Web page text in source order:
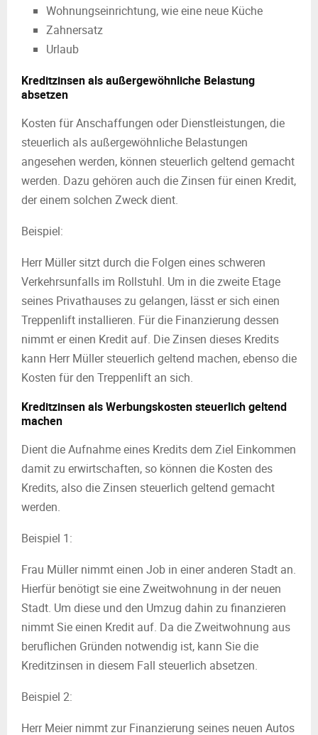
Wohnungseinrichtung, wie eine neue Küche
Zahnersatz
Urlaub
Kreditzinsen als außergewöhnliche Belastung
absetzen
Kosten für Anschaffungen oder Dienstleistungen, die
steuerlich als außergewöhnliche Belastungen
angesehen werden, können steuerlich geltend gemacht
werden. Dazu gehören auch die Zinsen für einen Kredit,
der einem solchen Zweck dient.
Beispiel:
Herr Müller sitzt durch die Folgen eines schweren
Verkehrsunfalls im Rollstuhl. Um in die zweite Etage
seines Privathauses zu gelangen, lässt er sich einen
Treppenlift installieren. Für die Finanzierung dessen
nimmt er einen Kredit auf. Die Zinsen dieses Kredits
kann Herr Müller steuerlich geltend machen, ebenso die
Kosten für den Treppenlift an sich.
Kreditzinsen als Werbungskosten steuerlich geltend
machen
Dient die Aufnahme eines Kredits dem Ziel Einkommen
damit zu erwirtschaften, so können die Kosten des
Kredits, also die Zinsen steuerlich geltend gemacht
werden.
Beispiel 1:
Frau Müller nimmt einen Job in einer anderen Stadt an.
Hierfür benötigt sie eine Zweitwohnung in der neuen
Stadt. Um diese und den Umzug dahin zu finanzieren
nimmt Sie einen Kredit auf. Da die Zweitwohnung aus
beruflichen Gründen notwendig ist, kann Sie die
Kreditzinsen in diesem Fall steuerlich absetzen.
Beispiel 2:
Herr Meier nimmt zur Finanzierung seines neuen Autos